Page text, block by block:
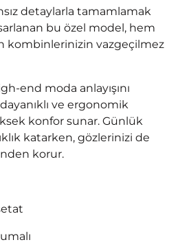
detaylarla tamamlamak
bu özel model, hem
kombinlerinizin vazgeçilmez
end moda anlayışını
ve ergonomik
konfor sunar. Günlük
katarken, gözlerinizi de
korur.